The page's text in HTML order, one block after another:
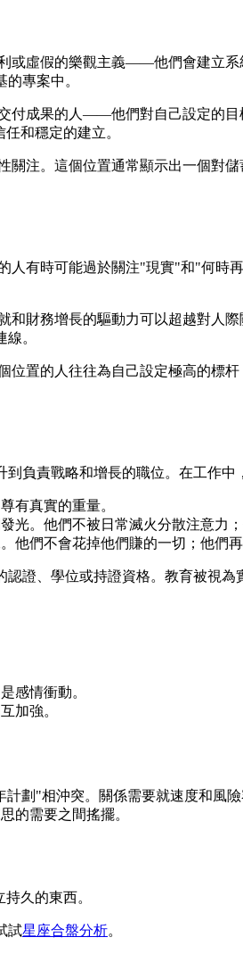
或虛假的樂觀主義——他們會建立
專案中。
付成果的人——他們對自己設定的
和穩定的建立。
注。這個位置通常顯示出一個對
有時可能過於關注"現實"和"何時
和財務增長的驅動力可以超越對人
。
位置的人往往為自己設定極高的
負責戰略和增長的職位。在工作中
有真實的重量。
光。他們不被日常滅火分散注意力
他們不會花掉他們賺的一切；他們再
證、學位或持證資格。教育被視為
感情衝動。
加強。
劃"相沖突。關係需要就速度和風險
的需要之間搖擺。
久的東西。
試星座合盤分析。